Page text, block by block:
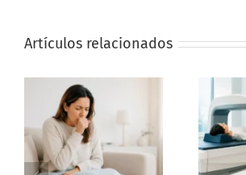
Artículos relacionados